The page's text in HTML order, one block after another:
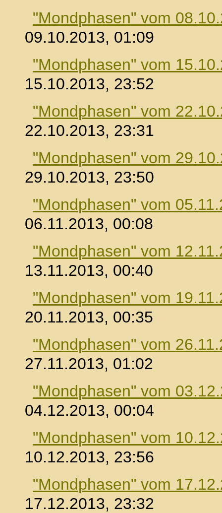
"Mondphasen" vom
09.10.2013, 01:09
"Mondphasen" vom
15.10.2013, 23:52
"Mondphasen" vom
22.10.2013, 23:31
"Mondphasen" vom
29.10.2013, 23:50
"Mondphasen" vom
06.11.2013, 00:08
"Mondphasen" vom
13.11.2013, 00:40
"Mondphasen" vom
20.11.2013, 00:35
"Mondphasen" vom
27.11.2013, 01:02
"Mondphasen" vom
04.12.2013, 00:04
"Mondphasen" vom
10.12.2013, 23:56
"Mondphasen" vom
17.12.2013, 23:32